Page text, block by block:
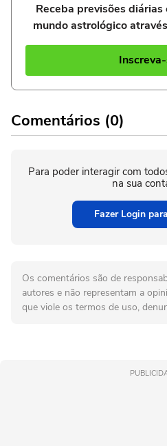
Receba previsões
mundo astrológico
Comentários (0)
Para poder interagir com
na sua
Fazer Login
Os comentários são de
autores e não representam a
que viole os termos de uso,